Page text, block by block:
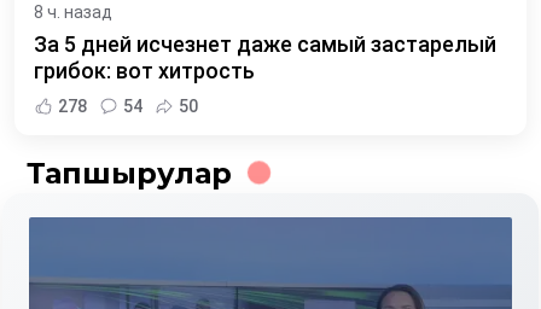
8 ч. назад
За 5 дней исчезнет даже самый застарелый
грибок: вот хитрость
278 54 50
Тапшырулар